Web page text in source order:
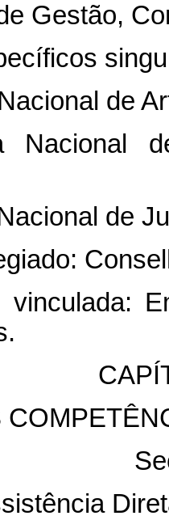
Gestão,
de
Nacional
de